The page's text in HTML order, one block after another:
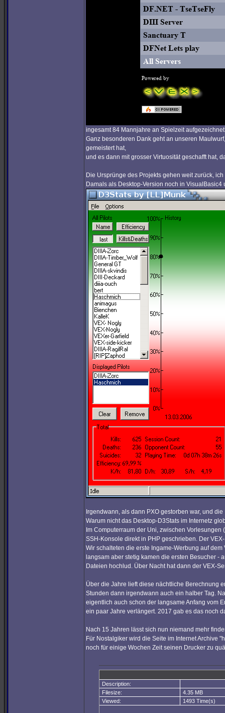
ingesamt 84 Mannjahre an Spielzeit
Ganz besonderen Dank geht an unseren
gemeistert hat,
und es dann mit grosser Virtuosität geschafft hat,
Die Ursprünge des Projekts gehen weit zurück,
Damals als Desktop-Version noch in
Irgendwann, als dann PXO gestorben war, und
Warum nicht das Desktop-D3Stats im Internetz
Im Computerraum der Uni, zwischen
SSH-Konsole direkt in PHP geschrieben. Der
Wir schalteten die erste Ingame-Werbung auf
langsam aber stetig kamen die ersten Besucher -
Dateien hochlud. Über Nacht hat dann der VEX-
Über die Jahre lieft diese nächtliche Berechnung
Stunden dann irgendwann auch ein halber Tag.
eigentlich auch schon der langsame Anfang vom
ein paar Jahre verlängert. 2017 gab es das noch
Nach 15 Jahren lässt sich nun niemand mehr
Für Nostalgiker wird die Seite im Internet Archive
noch für einige Wochen Zeit seinen Drucker zu
Description:
Filesize:
4.35 MB
Viewed:
1493 Time(s)